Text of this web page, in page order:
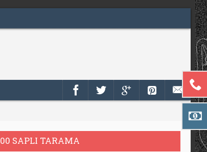
SAPLI TARAMA